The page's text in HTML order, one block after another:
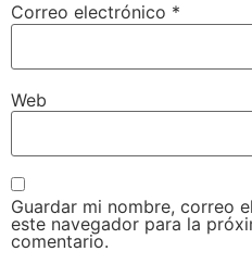
Correo electrónico *
Web
Guardar mi nombre, correo
este navegador para la
comentario.